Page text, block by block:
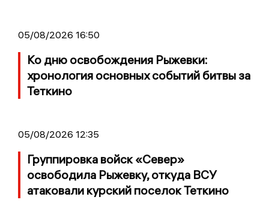
05/08/2026 16:50
Ко дню освобождения Рыжевки:
хронология основных событий битвы за
Теткино
05/08/2026 12:35
Группировка войск «Север»
освободила Рыжевку, откуда ВСУ
атаковали курский поселок Теткино